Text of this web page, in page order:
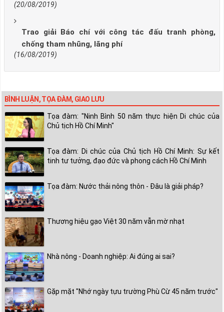
(20/08/2019)
Trao giải Báo chí với công tác đấu tranh phòng,
chống tham nhũng, lãng phí
(16/08/2019)
BÌNH LUẬN, TỌA ĐÀM, GIAO LƯU
Tọa đàm: "Ninh Bình 50 năm thực hiện Di chúc của
Chủ tịch Hồ Chí Minh"
Tọa đàm: Di chúc của Chủ tịch Hồ Chí Minh: Sự kết
tinh tư tưởng, đạo đức và phong cách Hồ Chí Minh
Tọa đàm: Nước thải nông thôn - Đâu là giải pháp?
Thương hiệu gạo Việt 30 năm vẫn mờ nhạt
Nhà nông - Doanh nghiệp: Ai đúng ai sai?
Gặp mặt "Nhớ ngày tựu trường Phù Cừ 45 năm trước"